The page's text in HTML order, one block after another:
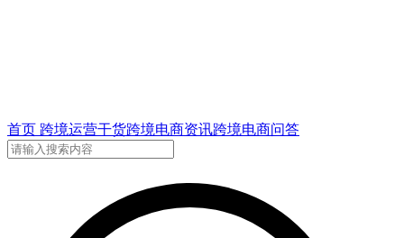
首页 跨境运营干货跨境电商资讯跨境电商问答